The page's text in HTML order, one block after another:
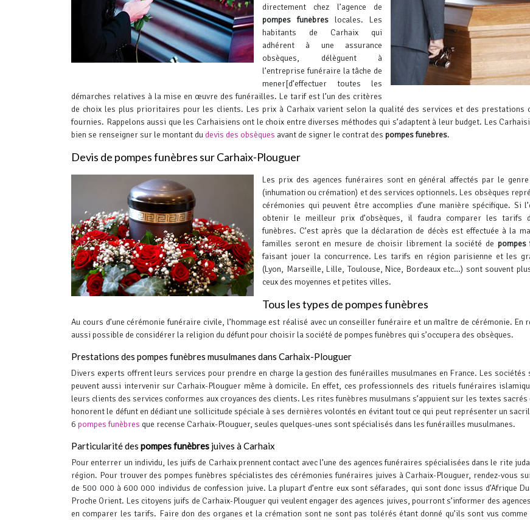
directement chez l’agence de
pompes funèbres locales. Les
habitants de Carhaix qui
adhérent à une assurance
obsèques, délèguent à
l’entreprise funéraire la tâche de
mener[d’effectuer toutes les
démarches relatives à la mise en œuvre des funérailles. Le tarif est l’un des critères
de choix les plus prioritaires pour les clients. Les prix à Carhaix varient selon la qualité des services et des prestations
fournies. Rappelons aussi que les Carhaisiens ont le choix entre diverses méthodes qui s’adaptent à leur budget. Les
bien se renseigner sur le montant du devis des obsèques avant de signer le contrat des pompes funèbres.
Devis de pompes funèbres sur Carhaix-Plouguer
Les prix des agences funéraires sont en général affectés par le genre
(inhumation ou crémation) et des services optionnels. Les obsèques
cérémonies qui peuvent être accomplies d’une manière spécifique. Si
obtenir le meilleur prix d’obsèques, il faudra comparer les tarifs
funèbres. C’est après que la déclaration de décès est effectuée à la
familles seront en mesure de choisir librement la société de pompes
faisant jouer la concurrence. Les tarifs en région parisienne et les
(Lyon, Marseille, Lille, Toulouse, Nice, Bordeaux etc…) sont souvent
ceux des moyennes et petites villes.
Tous les types de pompes funèbres
Au cours d’une cérémonie funéraire civile, l’hommage est réalisé avec un conseiller funéraire et un maître de cérémonie. En
aussi possible de considérer la religion du défunt pour choisir la société de pompes funèbres qui s’occupera des obsèques.
Prestations des pompes funèbres musulmanes dans Carhaix-Plouguer
Divers experts offrent leurs services pour prendre en charge la gestion des funérailles musulmanes en France. Les sociétés
peuvent aussi intervenir sur Carhaix-Plouguer même à domicile. En effet, ces professionnels des rituels funéraires
leurs clients des services conformes aux croyances des clients. Les rites funèbres musulmans s’appuient sur les textes sacrés
honorent le défunt en dédiant une sollicitude spéciale à ses dernières volontés en évitant tout ce qui peut représenter un
6 pompes funèbres que recense Carhaix-Plouguer, seules quelques-unes sont spécialisés dans les funérailles musulmanes.
Particularité des pompes funèbres juives à Carhaix
Pour enterrer un individu, les juifs de Carhaix prennent contact avec l’une des agences funéraires spécialisées dans le rite
région. Pour trouver des pompes funèbres spécialistes des cérémonies funéraires juives à Carhaix-Plouguer, rendez-vous
de 500 000 à 600 000 individus de confession juive. La plupart d’entre eux sont séfarades, qui sont donc issus d’Afrique
Proche Orient. Les citoyens juifs de Carhaix-Plouguer qui veulent engager des agences juives, pourront s’informer des
en comparer les tarifs. Faire don des organes et la crémation sont ne sont pas tolérés étant donné qu’ils sont vus comme